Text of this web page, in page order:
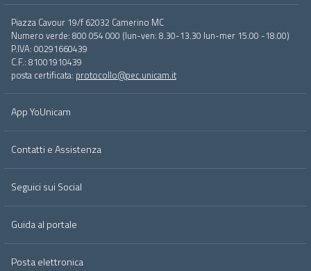
Footer
menu
full
Piazza Cavour 19/f 62032 Camerino MC
Numero verde: 800 054 000 (lun-ven: 8.30-13.30 lun-mer 15.00 -18.00)
P.IVA: 00291660439
C.F.: 81001910439
posta certificata: protocollo@pec.unicam.it
App YoUnicam
Contatti e Assistenza
Seguici sui Social
Guida al portale
Posta elettronica